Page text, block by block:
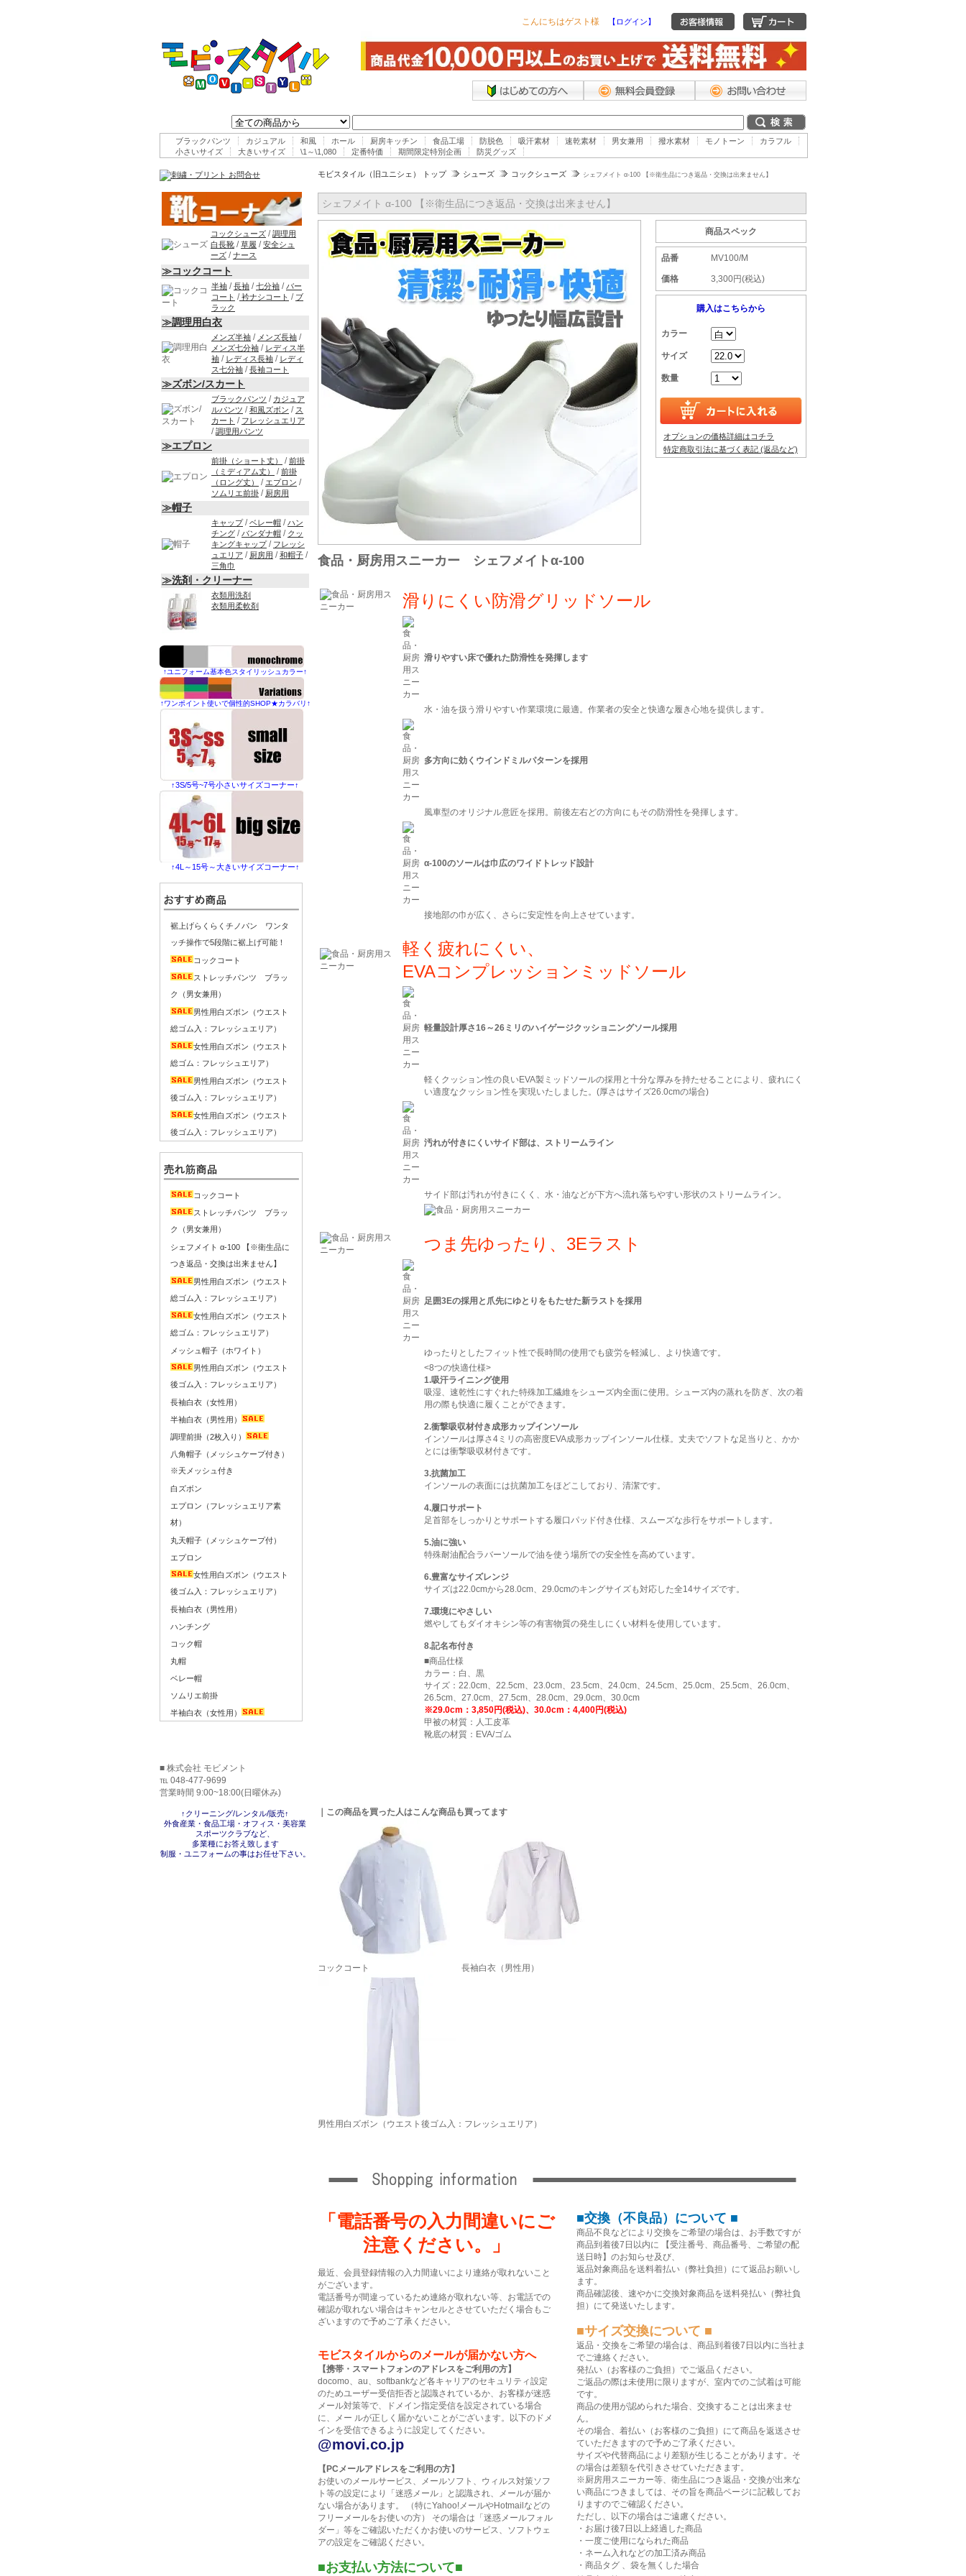
こんにちはゲスト様 【ログイン】
ブラックパンツ カジュアル 和風 ホール 厨房キッチン 食品工場 防脱色 吸汗素材 速乾素材 男女兼用 撥水素材 モノトーン
カラフル
小さいサイズ
大きいサイズ \1～\1,080 定番特価 期間限定特別企画 防災グッズ
モビスタイル（旧ユニシェ） トップ シューズ コックシューズ シェフメイト α-100 【※衛生品につき返品・交換は出来ません】
シェフメイト α-100 【※衛生品につき返品・交換は出来ません】
商品スペック
品番 MV100/M
価格 3,300円(税込)
購入はこちらから
カラー
サイズ
数量
オプションの価格詳細はコチラ
特定商取引法に基づく表記 (返品など)
食品・厨房用スニーカー シェフメイトα-100
滑りにくい防滑グリッドソール
滑りやすい床で優れた防滑性を発揮します
水・油を扱う滑りやすい作業環境に最適。作業者の安全と快適な履き心地を提供します。
多方向に効くウインドミルパターンを採用
風車型のオリジナル意匠を採用。前後左右どの方向にもその防滑性を発揮します。
α-100のソールは巾広のワイドトレッド設計
接地部の巾が広く、さらに安定性を向上させています。
軽く疲れにくい、
EVAコンプレッションミッドソール
軽量設計厚さ16～26ミリのハイゲージクッショニングソール採用
軽くクッション性の良いEVA製ミッドソールの採用と十分な厚みを持たせることにより、疲れにく
い適度なクッション性を実現いたしました。(厚さはサイズ26.0cmの場合)
汚れが付きにくいサイド部は、ストリームライン
サイド部は汚れが付きにくく、水・油などが下方へ流れ落ちやすい形状のストリームライン。
つま先ゆったり、3Eラスト
足囲3Eの採用と爪先にゆとりをもたせた新ラストを採用
ゆったりとしたフィット性で長時間の使用でも疲労を軽減し、より快適です。
<8つの快適仕様>
1.吸汗ライニング使用
吸湿、速乾性にすぐれた特殊加工繊維をシューズ内全面に使用。シューズ内の蒸れを防ぎ、次の着
用の際も快適に履くことができます。
2.衝撃吸収材付き成形カップインソール
インソールは厚さ4ミリの高密度EVA成形カップインソール仕様。丈夫でソフトな足当りと、かか
とには衝撃吸収材付きです。
3.抗菌加工
インソールの表面には抗菌加工をほどこしており、清潔です。
4.履口サポート
足首部をしっかりとサポートする履口パッド付き仕様、スムーズな歩行をサポートします。
5.油に強い
特殊耐油配合ラバーソールで油を使う場所での安全性を高めています。
6.豊富なサイズレンジ
サイズは22.0cmから28.0cm、29.0cmのキングサイズも対応した全14サイズです。
7.環境にやさしい
燃やしてもダイオキシン等の有害物質の発生しにくい材料を使用しています。
8.記名布付き
■商品仕様
カラー：白、黒
サイズ：22.0cm、22.5cm、23.0cm、23.5cm、24.0cm、24.5cm、25.0cm、25.5cm、26.0cm、
26.5cm、27.0cm、27.5cm、28.0cm、29.0cm、30.0cm
※29.0cm：3,850円(税込)、30.0cm：4,400円(税込)
甲被の材質：人工皮革
靴底の材質：EVA/ゴム
｜この商品を買った人はこんな商品も買ってます
コックコート 長袖白衣（男性用）
男性用白ズボン（ウエスト後ゴム入：フレッシュエリア）
「電話番号の入力間違いにご
注意ください。」
最近、会員登録情報の入力間違いにより連絡が取れないこと
がございます。
電話番号が間違っているため連絡が取れない等、お電話での
確認が取れない場合はキャンセルとさせていただく場合もご
ざいますので予めご了承ください。
モビスタイルからのメールが届かない方へ
【携帯・スマートフォンのアドレスをご利用の方】
docomo、au、softbankなど各キャリアのセキュリティ設定
のためユーザー受信拒否と認識されているか、お客様が迷惑
メール対策等で、ドメイン指定受信を設定されている場合
に、メー ルが正しく届かないことがございます。以下のドメ
インを受信できるように設定してください。
@movi.co.jp
【PCメールアドレスをご利用の方】
お使いのメールサービス、メールソフト、ウィルス対策ソフ
ト等の設定により「迷惑メール」と認識され、メールが届か
ない場合があります。 （特にYahoo!メールやHotmailなどの
フリーメールをお使いの方） その場合は「迷惑メールフォル
ダー」等をご確認いただくかお使いのサービス、ソフトウェ
アの設定をご確認ください。
■お支払い方法について■
■交換（不良品）について ■
商品不良などにより交換をご希望の場合は、お手数ですが
商品到着後7日以内に 【受注番号、商品番号、ご希望の配
送日時】のお知らせ及び、
返品対象商品を送料着払い（弊社負担）にて返品お願いし
ます。
商品確認後、速やかに交換対象商品を送料発払い（弊社負
担）にて発送いたします。
■サイズ交換について ■
返品・交換をご希望の場合は、商品到着後7日以内に当社ま
でご連絡ください。
発払い（お客様のご負担）でご返品ください。
ご返品の際は未使用に限りますが、室内でのご試着は可能
です。
商品の使用が認められた場合、交換することは出来ませ
ん。
その場合、着払い（お客様のご負担）にて商品を返送させ
ていただきますので予めご了承ください。
サイズや代替商品により差額が生じることがあります。そ
の場合は差額を代引きさせていただきます。
※厨房用スニーカー等、衛生品につき返品・交換が出来な
い商品につきましては、その旨を商品ページに記載してお
りますのでご確認ください。
ただし、以下の場合はご遠慮ください。
・お届け後7日以上経過した商品
・一度ご使用になられた商品
・ネーム入れなどの加工済み商品
・商品タグ 、袋を無くした場合
コックシューズ /調理用
白長靴 /草履 /安全シュ
ーズ /ナース
≫コックコート
半袖 /長袖 /七分袖 / バー
コート /衿ナシコート / ブ
ラック
≫調理用白衣
メンズ半袖 / メンズ長袖 /
メンズ七分袖 / レディス半
袖 / レディス長袖 / レディ
ス七分袖 /長袖コート
≫ズボン/スカート
ブラックパンツ / カジュア
ルパンツ /和風ズボン / ス
カート / フレッシュエリア
/調理用パンツ
≫エプロン
前掛（ショート丈） /前掛
（ミディアム丈）
/前掛
（ロング丈）
/ エプロン /
ソムリエ前掛 / 厨房用
≫帽子
キャップ/ベレー帽 /ハン
チング / バンダナ帽 / クッ
キングキャップ/ フレッシ
ュエリア / 厨房用 /和帽子 /
三角巾
≫洗剤・クリーナー
衣類用洗剤
衣類用柔軟剤
↑ユニフォーム基本色スタイリッシュカラー↑
↑ワンポイント使いで個性的SHOP★カラバリ↑
↑3S/5号~7号小さいサイズコーナー↑
↑4L～15号～大きいサイズコーナー↑
裾上げらくらくチノパン ワンタ
ッチ操作で5段階に裾上げ可能！
コックコート
ストレッチパンツ ブラッ
ク（男女兼用）
男性用白ズボン（ウエスト
総ゴム入：フレッシュエリア）
女性用白ズボン（ウエスト
総ゴム：フレッシュエリア）
男性用白ズボン（ウエスト
後ゴム入：フレッシュエリア）
女性用白ズボン（ウエスト
後ゴム入：フレッシュエリア）
コックコート
ストレッチパンツ ブラッ
ク（男女兼用）
シェフメイト α-100 【※衛生品に
つき返品・交換は出来ません】
男性用白ズボン（ウエスト
総ゴム入：フレッシュエリア）
女性用白ズボン（ウエスト
総ゴム：フレッシュエリア）
メッシュ帽子（ホワイト）
男性用白ズボン（ウエスト
後ゴム入：フレッシュエリア）
長袖白衣（女性用）
半袖白衣（男性用）
調理前掛（2枚入り）
八角帽子（メッシュケープ付き）
※天メッシュ付き
白ズボン
エプロン（フレッシュエリア素
材）
丸天帽子（メッシュケープ付）
エプロン
女性用白ズボン（ウエスト
後ゴム入：フレッシュエリア）
長袖白衣（男性用）
ハンチング
コック帽
丸帽
ベレー帽
ソムリエ前掛
半袖白衣（女性用）
■ 株式会社 モビメント
℡ 048-477-9699
営業時間 9:00~18:00(日曜休み)
↑クリーニング/レンタル/販売↑
外食産業・食品工場・オフィス・美容業
スポーツクラブなど、
多業種にお答え致します
制服・ユニフォームの事はお任せ下さい。